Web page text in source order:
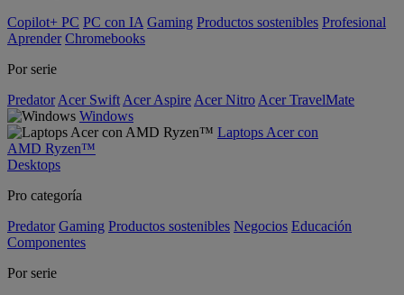
Copilot+ PC PC con IA Gaming Productos sostenibles Profesional
Aprender Chromebooks
Por serie
Predator Acer Swift Acer Aspire Acer Nitro Acer TravelMate
Windows
Laptops Acer con
AMD Ryzen™
Desktops
Pro categoría
Predator Gaming Productos sostenibles Negocios Educación
Componentes
Por serie